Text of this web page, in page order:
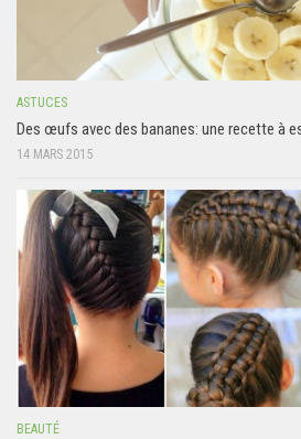
ASTUCES
Des œufs avec des bananes: une recette à
14 MARS 2015
BEAUTÉ